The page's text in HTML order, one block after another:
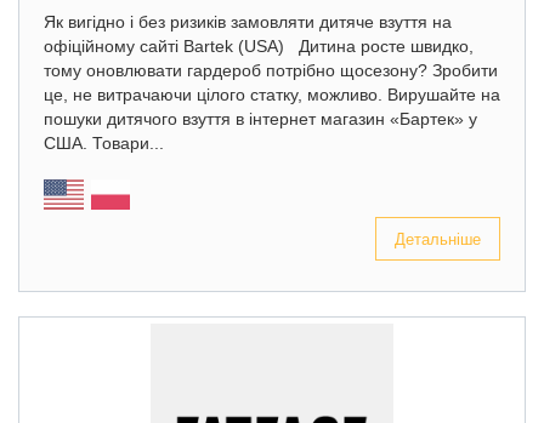
Як вигідно і без ризиків замовляти дитяче взуття на
офіційному сайті Bartek (USA) Дитина росте швидко,
тому оновлювати гардероб потрібно щосезону? Зробити
це, не витрачаючи цілого статку, можливо. Вирушайте на
пошуки дитячого взуття в інтернет магазин «Бартек» у
США. Товари...
Детальніше